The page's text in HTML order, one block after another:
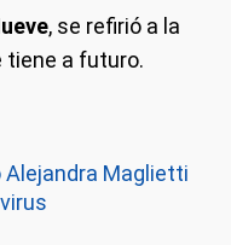
, se refirió a la
tiene a futuro.
Alejandra Maglietti